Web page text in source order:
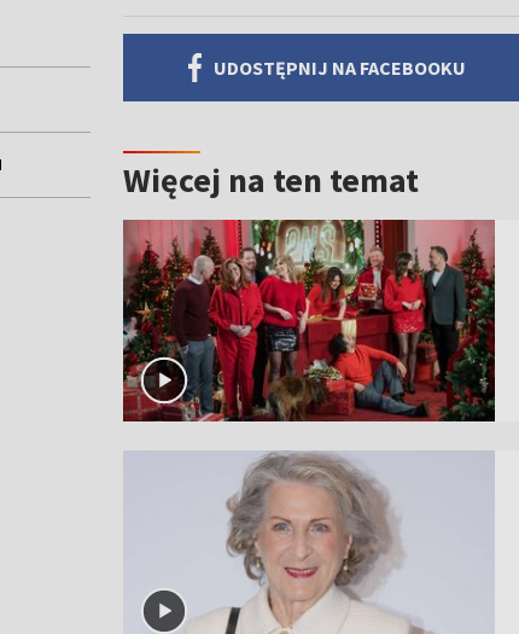
UDOSTĘPNIJ NA FACEBOOKU
Więcej na ten temat